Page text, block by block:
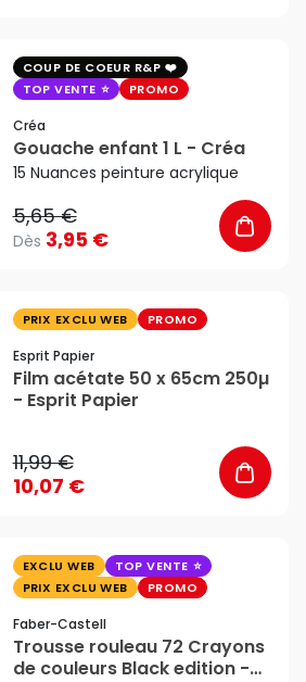
COUP DE COEUR R&P
TOP VENTE
PROMO
Créa
Gouache enfant 1 L - Créa
15 Nuances peinture acrylique
5,65 €
Dès 3,95 €
PRIX EXCLU WEB PROMO
Esprit Papier
Film acétate 50 x 65cm 250µ
- Esprit Papier
11,99 €
10,07 €
EXCLU WEB
TOP VENTE
PRIX EXCLU WEB
PROMO
Faber-Castell
Trousse rouleau 72 Crayons
de couleurs Black edition -